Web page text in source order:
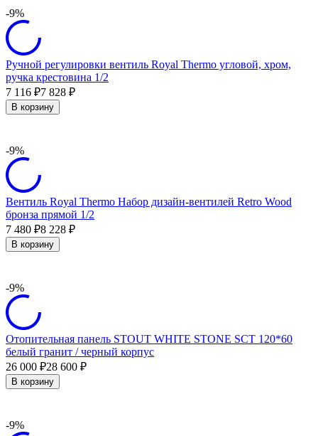
-9%
Ручной регулировки вентиль Royal Thermo угловой, хром,
ручка крестовина 1/2
7 116 ₽7 828 ₽
В корзину
-9%
Вентиль Royal Thermo Набор дизайн-вентилей Retro Wood
бронза прямой 1/2
7 480 ₽8 228 ₽
В корзину
-9%
Отопительная панель STOUT WHITE STONE SCT 120*60
белый гранит / черный корпус
26 000 ₽28 600 ₽
В корзину
-9%